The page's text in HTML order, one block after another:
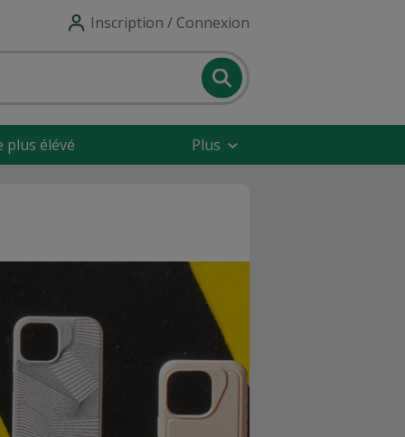
Inscription / Connexion
plus élévé Plus